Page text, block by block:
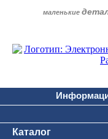
маленькие
Каталог